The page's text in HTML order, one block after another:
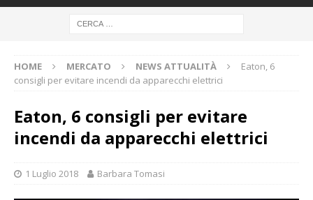
HOME MERCATO NEWS ATTUALITÀ
Eaton, 6
consigli per evitare incendi da apparecchi elettrici
Eaton, 6 consigli per evitare
incendi da apparecchi elettrici
1 Luglio 2018 Barbara Tomasi